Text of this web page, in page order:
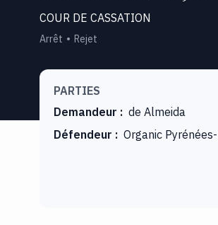
COUR DE CASSATION
Arrêt Rejet
PARTIES
Demandeur : de Almeida
Défendeur : Organic